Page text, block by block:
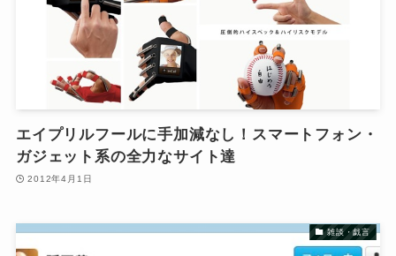
エイプリルフールに手加減なし！スマートフォン・
ガジェット系の全力なサイト達
2012年4月1日
雑談・戯言